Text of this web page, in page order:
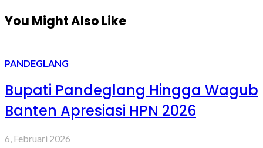
You Might Also Like
PANDEGLANG
Bupati Pandeglang Hingga Wagub
Banten Apresiasi HPN 2026
6, Februari 2026